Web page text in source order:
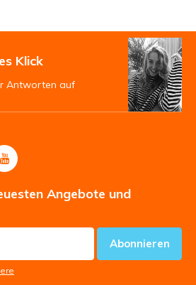
Klick
Antworten auf
Angebote und
Abonnieren